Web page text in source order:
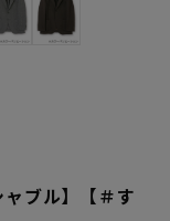
ブル】【＃す